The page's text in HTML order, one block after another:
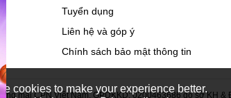
cookies to make your experience better.
Tuyển dụng
Liên hệ và góp ý
Chính sách bảo mật thông tin
mại CPN Việt Nam. GPDKKD: 0200463686 do sở KH